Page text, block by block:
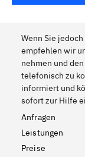
Wenn Sie
empfehlen wir
nehmen und
telefonisch zu
informiert und
sofort zur Hilfe
Anfragen
Leistungen
Preise